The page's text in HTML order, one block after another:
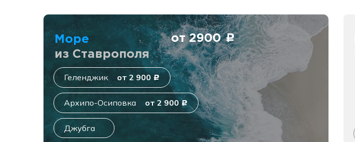
Море
из Ставрополя
от 2900c
Геленджик от 2 900 c
Архипо-Осиповка от 2 900c
Джубга